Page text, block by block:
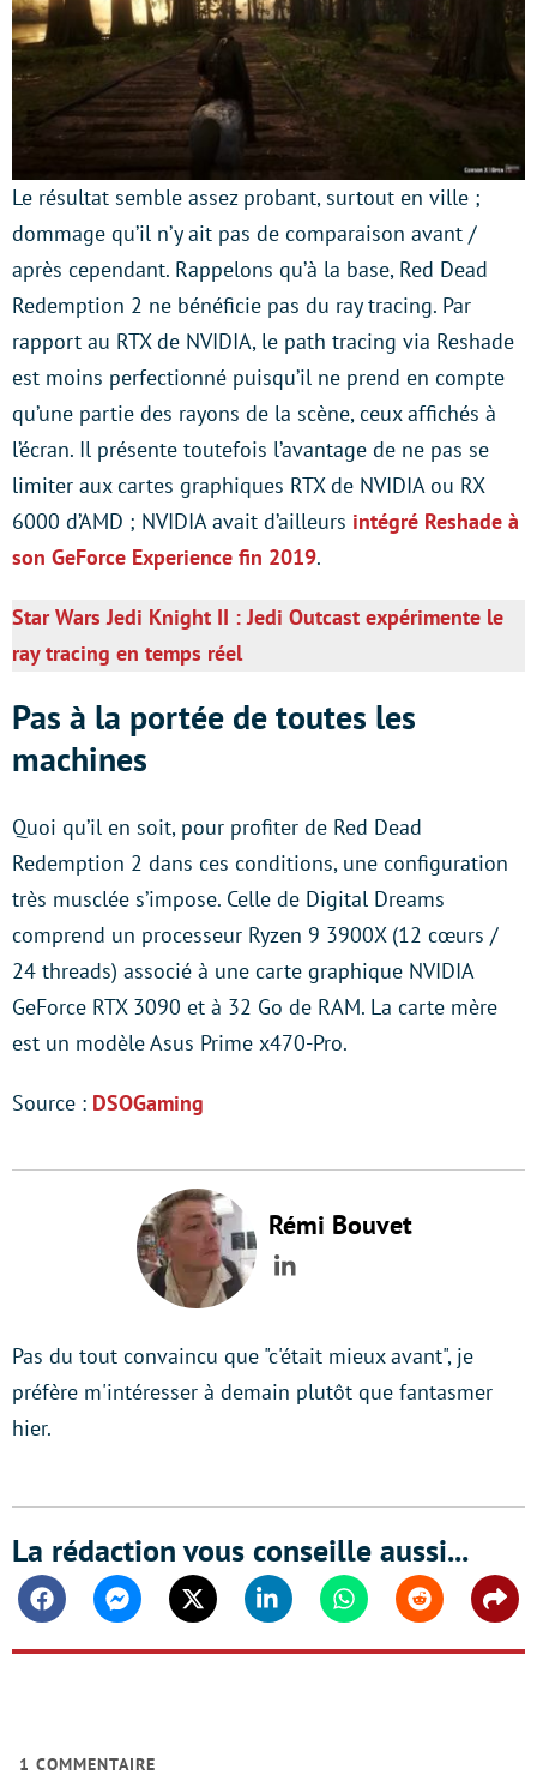
Le résultat semble assez probant, surtout en ville ;
dommage qu’il n’y ait pas de comparaison avant /
après cependant. Rappelons qu’à la base, Red Dead
Redemption 2 ne bénéficie pas du ray tracing. Par
rapport au RTX de NVIDIA, le path tracing via Reshade
est moins perfectionné puisqu’il ne prend en compte
qu’une partie des rayons de la scène, ceux affichés à
l’écran. Il présente toutefois l’avantage de ne pas se
limiter aux cartes graphiques RTX de NVIDIA ou RX
6000 d’AMD ; NVIDIA avait d’ailleurs intégré Reshade à
son GeForce Experience fin 2019.
Star Wars Jedi Knight II : Jedi Outcast expérimente le
ray tracing en temps réel
Pas à la portée de toutes les
machines
Quoi qu’il en soit, pour profiter de Red Dead
Redemption 2 dans ces conditions, une configuration
très musclée s’impose. Celle de Digital Dreams
comprend un processeur Ryzen 9 3900X (12 cœurs /
24 threads) associé à une carte graphique NVIDIA
GeForce RTX 3090 et à 32 Go de RAM. La carte mère
est un modèle Asus Prime x470-Pro.
Source : DSOGaming
Rémi Bouvet
LinkedIn
Pas du tout convaincu que "c'était mieux avant", je
préfère m'intéresser à demain plutôt que fantasmer
hier.
La rédaction vous conseille aussi...
FacebookMessengerTwitter Linkedin WhatsappReddit
1 COMMENTAIRE